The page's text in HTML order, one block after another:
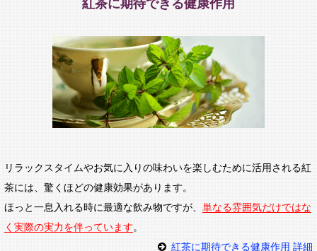
紅茶に期待できる健康作用
リラックスタイムやお気に入りの味わいを楽しむために活用される紅
茶には、驚くほどの健康効果があります。
ほっと一息入れる時に最適な飲み物ですが、 単なる雰囲気だけではな
く実際の実力を伴っています。
紅茶に期待できる健康作用 詳細